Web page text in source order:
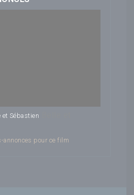
et Sébastien
pour ce film